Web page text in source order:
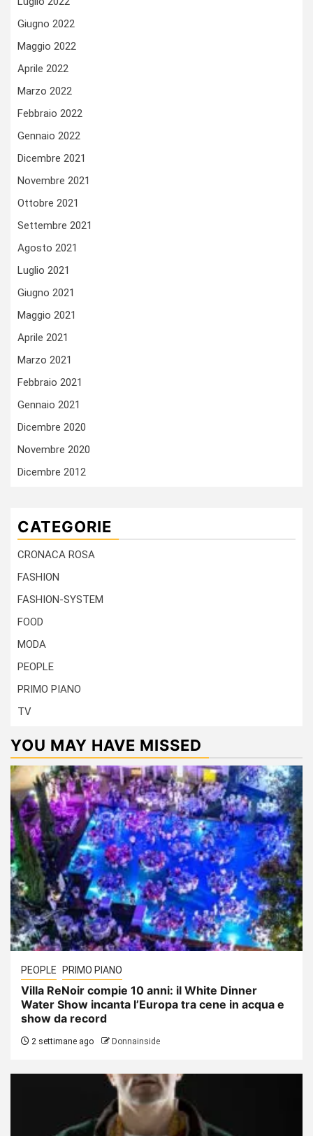
Giugno 2022
Maggio 2022
Aprile 2022
Marzo 2022
Febbraio 2022
Gennaio 2022
Dicembre 2021
Novembre 2021
Ottobre 2021
Settembre 2021
Agosto 2021
Luglio 2021
Giugno 2021
Maggio 2021
Aprile 2021
Marzo 2021
Febbraio 2021
Gennaio 2021
Dicembre 2020
Novembre 2020
Dicembre 2012
CATEGORIE
CRONACA ROSA
FASHION
FASHION-SYSTEM
FOOD
MODA
PEOPLE
PRIMO PIANO
TV
YOU MAY HAVE MISSED
PEOPLE PRIMO PIANO
Villa ReNoir compie 10 anni: il White Dinner
Water Show incanta l’Europa tra cene in acqua e
show da record
2 settimane ago Donnainside